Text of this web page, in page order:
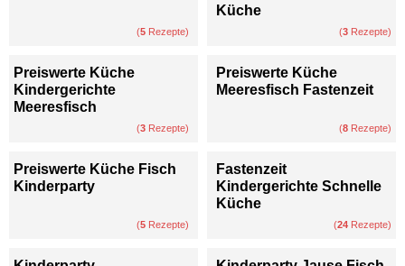
(5 Rezepte)
Küche
(3 Rezepte)
Preiswerte Küche
Kindergerichte
Meeresfisch
(3 Rezepte)
Preiswerte Küche
Meeresfisch Fastenzeit
(8 Rezepte)
Preiswerte Küche Fisch
Kinderparty
(5 Rezepte)
Fastenzeit
Kindergerichte Schnelle
Küche
(24 Rezepte)